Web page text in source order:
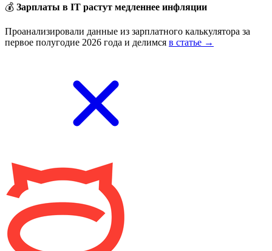
💰 Зарплаты в IT растут медленнее инфляции
Проанализировали данные из зарплатного калькулятора за
первое полугодие 2026 года и делимся в статье →